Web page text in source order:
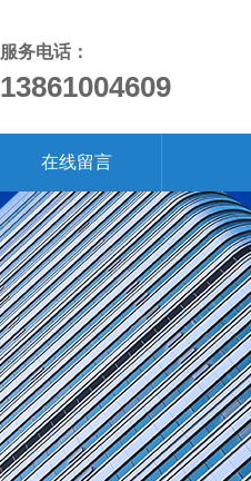
服务电话：
13861004609
在线留言